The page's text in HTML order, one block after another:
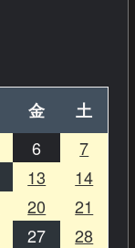
金
土
6
7
13
14
20
21
27
28